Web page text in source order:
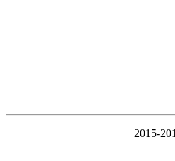
2015-